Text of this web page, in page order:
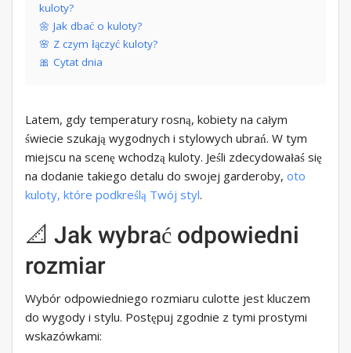
kuloty?
🌼 Jak dbać o kuloty?
🌸 Z czym łączyć kuloty?
🎀 Cytat dnia
Latem, gdy temperatury rosną, kobiety na całym
świecie szukają wygodnych i stylowych ubrań. W tym
miejscu na scenę wchodzą kuloty. Jeśli zdecydowałaś się
na dodanie takiego detalu do swojej garderoby, oto
kuloty, które podkreślą Twój styl.
📐 Jak wybrać odpowiedni
rozmiar
Wybór odpowiedniego rozmiaru culotte jest kluczem
do wygody i stylu. Postępuj zgodnie z tymi prostymi
wskazówkami: